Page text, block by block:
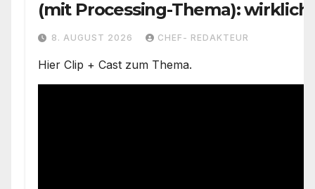
(mit Processing-Thema):
Problemzone nicht erfasst/
8. AUGUST 2026 CHEF- REDAKTEUR
Hier Clip + Cast zum Thema.